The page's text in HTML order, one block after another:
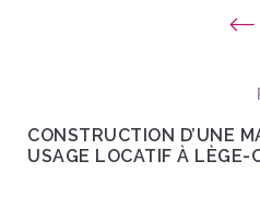
CONSTRUCTION D’UNE
USAGE LOCATIF À LÈGE-